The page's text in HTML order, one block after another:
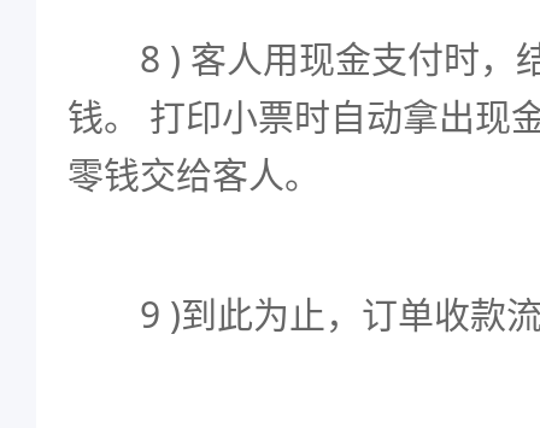
8 ) 客人用现金支付时，
钱。 打印小票时自动拿出现
零钱交给客人。
9 )到此为止，订单收款